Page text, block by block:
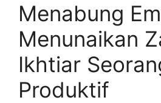
Menabung
Menunaikan
Ikhtiar
Produktif